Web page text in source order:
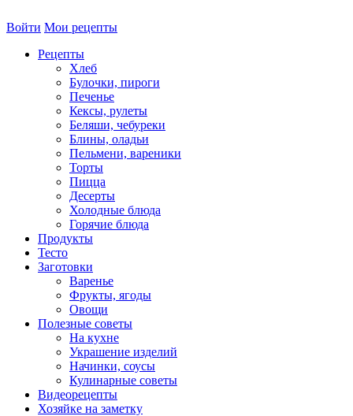
Войти Мои рецепты
Рецепты
Хлеб
Булочки, пироги
Печенье
Кексы, рулеты
Беляши, чебуреки
Блины, оладьи
Пельмени, вареники
Торты
Пицца
Десерты
Холодные блюда
Горячие блюда
Продукты
Тесто
Заготовки
Варенье
Фрукты, ягоды
Овощи
Полезные советы
На кухне
Украшение изделий
Начинки, соусы
Кулинарные советы
Видеорецепты
Хозяйке на заметку